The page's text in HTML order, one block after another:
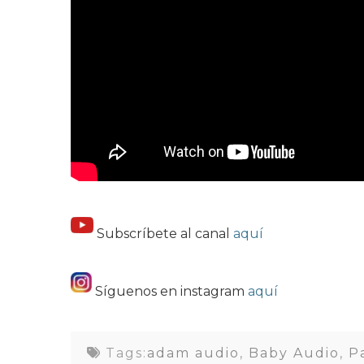
Subscríbete al canal aquí
Síguenos en instagram aquí
Tags: adam audio , Baby Audio ,